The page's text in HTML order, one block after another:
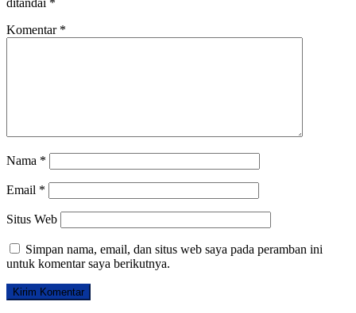
ditandai *
Komentar *
Nama *
Email *
Situs Web
Simpan nama, email, dan situs web saya pada peramban ini
untuk komentar saya berikutnya.